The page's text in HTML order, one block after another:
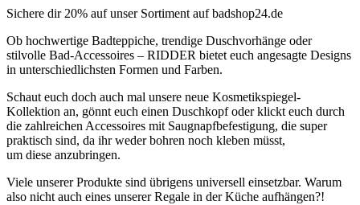
Sichere dir 20% auf unser Sortiment auf badshop24.de
Ob hochwertige Badteppiche, trendige Duschvorhänge oder
stilvolle Bad-Accessoires – RIDDER bietet euch angesagte Designs
in unterschiedlichsten Formen und Farben.
Schaut euch doch auch mal unsere neue Kosmetikspiegel-
Kollektion an, gönnt euch einen Duschkopf oder klickt euch durch
die zahlreichen Accessoires mit Saugnapfbefestigung, die super
praktisch sind, da ihr weder bohren noch kleben müsst,
um diese anzubringen.
Viele unserer Produkte sind übrigens universell einsetzbar. Warum
also nicht auch eines unserer Regale in der Küche aufhängen?!